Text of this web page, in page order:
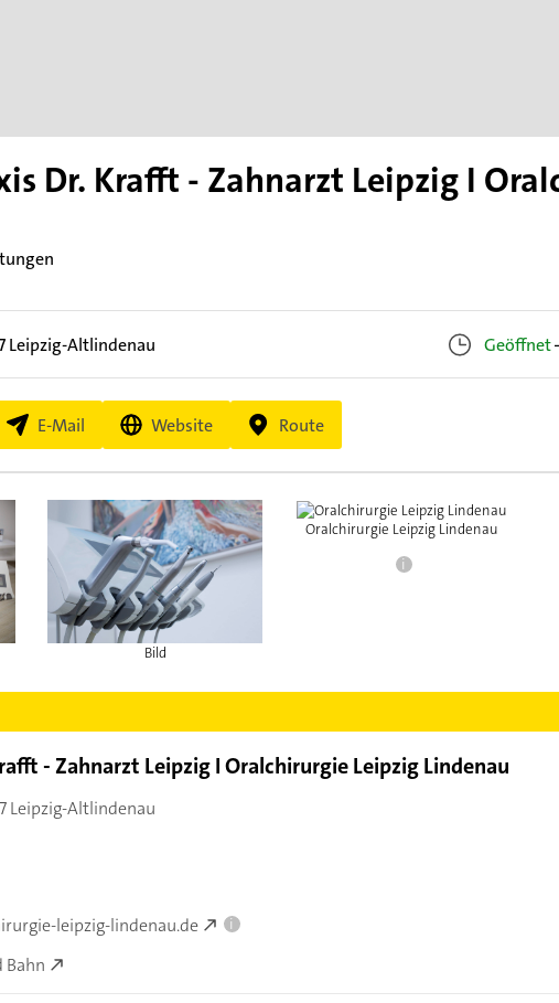
Dr. Krafft - Zahnarzt Leipzig I
Leipzig-Altlindenau Geöffnet
E-Mail Website Route
Bild
Oralchirurgie Leipzig Lindenau
i
- Zahnarzt Leipzig I Oralchirurgie Leipzig Lindenau
Leipzig-Altlindenau
leipzig-lindenau.de
i